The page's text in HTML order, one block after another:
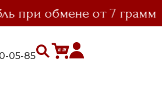
обмене от 7 грамм
05-85